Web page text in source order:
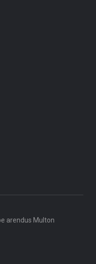
arendus Multon